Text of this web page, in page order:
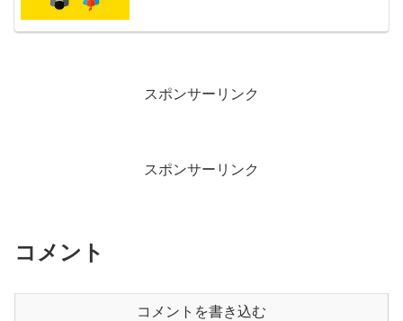
スポンサーリンク
スポンサーリンク
コメント
コメントを書き込む